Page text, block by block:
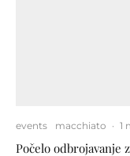
events macchiato · 1
Počelo odbrojavanje